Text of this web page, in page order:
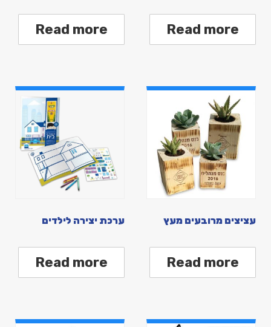
Read more
Read more
עציצים מרובעים מעץ
Read more
ערכת יצירה לילדים
Read more